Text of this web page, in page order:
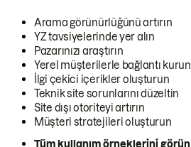
Arama görünürlüğünü artırın
YZ tavsiyelerinde yer alın
Pazarınızı araştırın
Yerel müşterilerle bağlantı kurun
İlgi çekici içerikler oluşturun
Teknik site sorunlarını düzeltin
Site dışı otoriteyi artırın
Müşteri stratejileri oluşturun
Tüm kullanım örneklerini görün